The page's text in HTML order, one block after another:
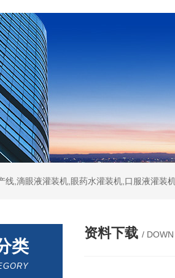
线,滴眼液灌装机,眼药水灌装机,口服液灌装
类
资料下载 / DOWN